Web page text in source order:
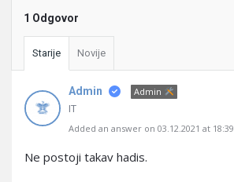
1 Odgovor
Starije Novije
Admin Admin
IT
Added an answer on 03.12.2021 at 18:39
Ne postoji takav hadis.